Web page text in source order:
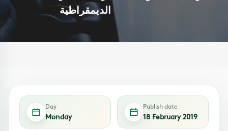
الديمقراطية
Day
Monday
Publish date
18 February 2019